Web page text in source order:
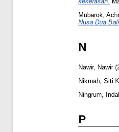
Mubarok,
Nusa Dua
N
Nawir, Nawir
Nikmah, Siti
Ningrum,
P